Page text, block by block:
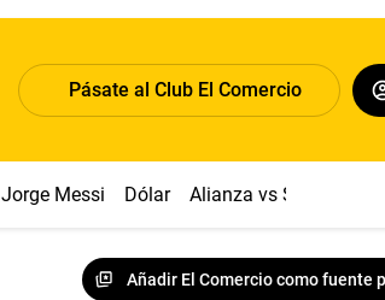
Pásate al Club El Comercio
Jorge Messi Dólar Alianza vs Sport Boys
Añadir El Comercio como fuente